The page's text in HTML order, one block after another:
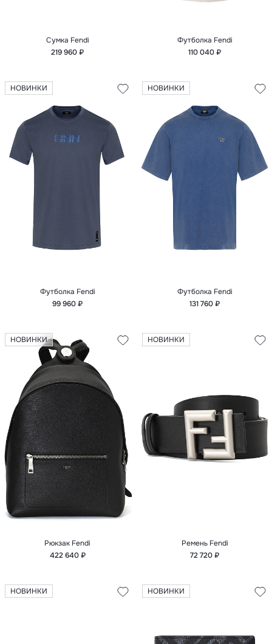
Сумка Fendi
219 960 ₽
Футболка Fendi
110 040 ₽
НОВИНКИ
Футболка Fendi
99 960 ₽
НОВИНКИ
Футболка Fendi
131 760 ₽
НОВИНКИ
Рюкзак Fendi
422 640 ₽
НОВИНКИ
Ремень Fendi
72 720 ₽
НОВИНКИ НОВИНКИ